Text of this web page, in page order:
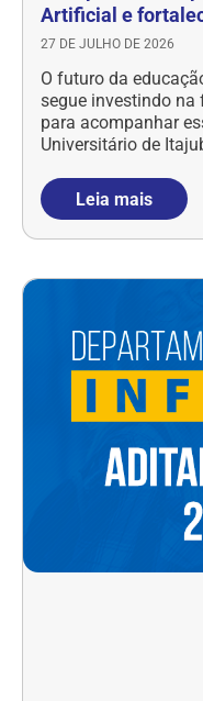
Artificial e
27 DE JULHO DE 2026
O futuro da
segue investindo na
para acompanhar
Universitário de
Leia mais